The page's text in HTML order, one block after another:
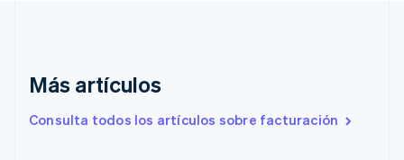
Más artículos
Consulta todos los artículos sobre facturación
Emiratos Árabes Unidos
Eslovaquia